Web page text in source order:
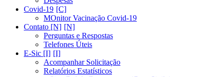
Covid-19
MOnitor Vacinação Covid-19
Contato [N]
Perguntas e Respostas
Telefones Úteis
E-Sic [I]
Acompanhar Solicitação
Relatórios Estatísticos